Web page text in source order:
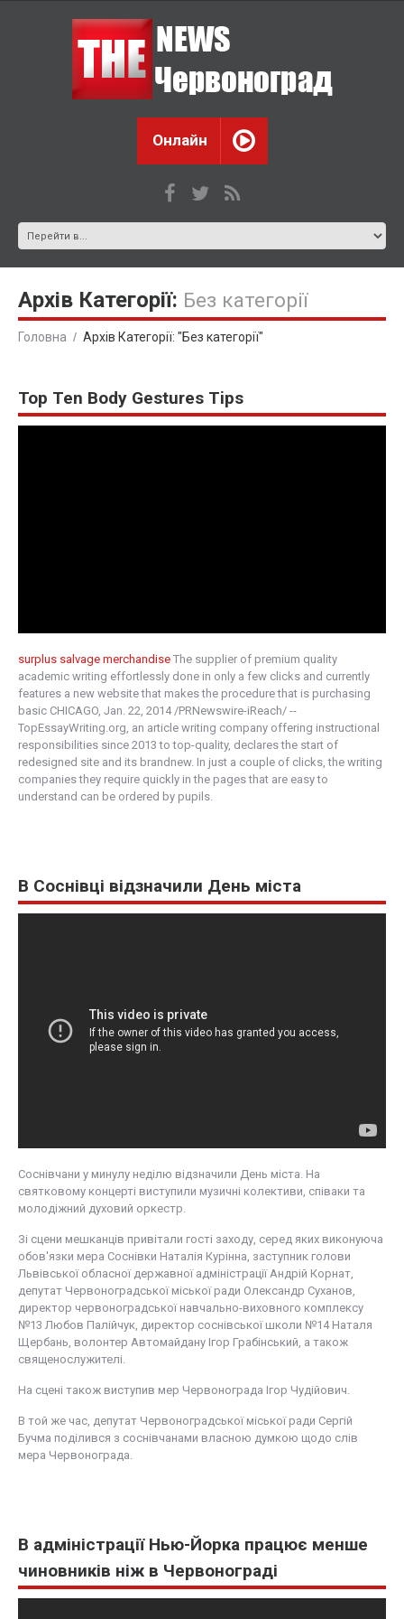
Онлайн
Архів Категорії: Без категорії
Головна Архів Категорії: "Без категорії"
Top Ten Body Gestures Tips
surplus salvage merchandise The supplier of premium quality
academic writing effortlessly done in only a few clicks and currently
features a new website that makes the procedure that is purchasing
basic CHICAGO, Jan. 22, 2014 /PRNewswire-iReach/ --
TopEssayWriting.org, an article writing company offering instructional
responsibilities since 2013 to top-quality, declares the start of
redesigned site and its brandnew. In just a couple of clicks, the writing
companies they require quickly in the pages that are easy to
understand can be ordered by pupils.
В Соснівці відзначили День міста
Cоснівчани у минулу неділю відзначили День міста. На
святковому концерті виступили музичні колективи, співаки та
молодіжний духовий оркестр.
Зі сцени мешканців привітали гості заходу, серед яких виконуюча
обов'язки мера Соснівки Наталія Курінна, заступник голови
Львівської обласної державної адміністрації Андрій Корнат,
депутат Червоноградської міської ради Олександр Суханов,
директор червоноградської навчально-виховного комплексу
№13 Любов Палійчук, директор соснівської школи №14 Наталя
Щербань, волонтер Автомайдану Ігор Грабінський, а також
священослужителі.
На сцені також виступив мер Червонограда Ігор Чудійович.
В той же час, депутат Червоноградської міської ради Сергій
Бучма поділився з соснівчанами власною думкою щодо слів
мера Червонограда.
В адміністрації Нью-Йорка працює менше
чиновників ніж в Червонограді